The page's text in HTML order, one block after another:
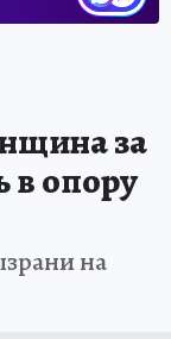
за
в опору
на